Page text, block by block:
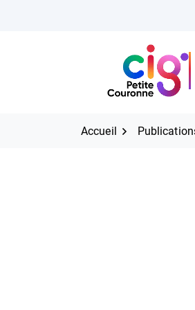
CIG
CIG Petite Couronne
Expertise et
les grands
aujourd'hui et
Accueil